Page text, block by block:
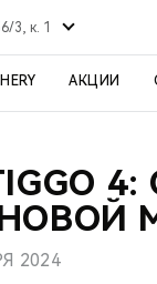
3, к. 1
АКЦИИ
2024